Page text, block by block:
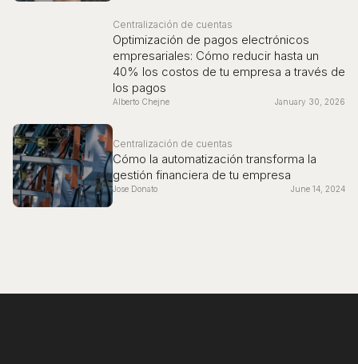
Centralización de cuentas
Optimización de pagos electrónicos
empresariales: Cómo reducir hasta un
40% los costos de tu empresa a través de
los pagos
Alberto Chejne January 30, 2026
Centralización de cuentas
Cómo la automatización transforma la
gestión financiera de tu empresa
Jose Donato June 14, 2024